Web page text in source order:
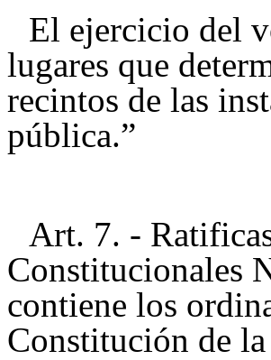
El ejercicio del
lugares que
recintos de las
pública.”
Art. 7. -
Constitucionales
contiene los
Constitución de